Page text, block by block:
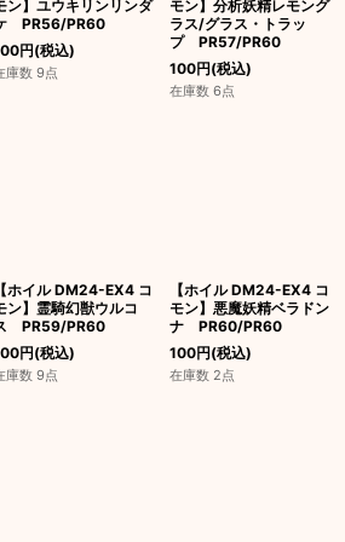
ン】ユウキリンリンダ
PR56/PR60
円(税込)
庫数 9点
モン】分析妖精レモング
ラス/グラス・トラッ
プ PR57/PR60
100円(税込)
在庫数 6点
【ホイル DM24-EX4 コ
ン】霊騎幻獣ウルコ
PR59/PR60
円(税込)
庫数 9点
【ホイル DM24-EX4 コ
モン】悪魔妖精ベラドン
ナ PR60/PR60
100円(税込)
在庫数 2点